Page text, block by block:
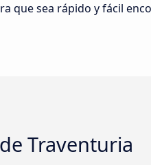
que sea rápido y fácil
Traventuria